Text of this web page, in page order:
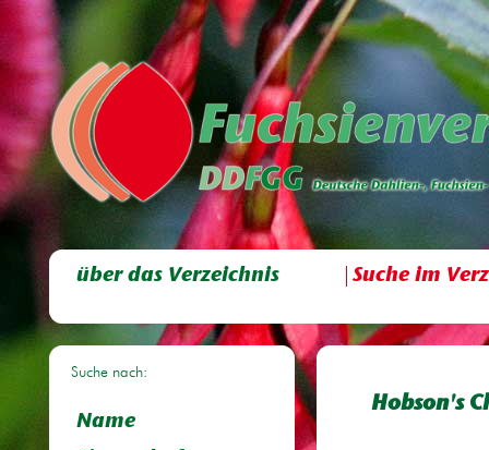
über das Verzeichnis Suche im
Suche nach:
Name
Hobson's